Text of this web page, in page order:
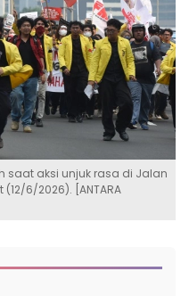
saat aksi unjuk rasa di Jalan
6/2026). [ANTARA